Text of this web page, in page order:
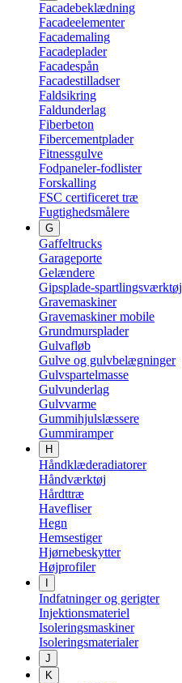
Facadebeklædning
Facadeelementer
Facademaling
Facadeplader
Facadespån
Facadestilladser
Faldsikring
Faldunderlag
Fiberbeton
Fibercementplader
Fitnessgulve
Fodpaneler-fodlister
Forskalling
FSC certificeret træ
Fugtighedsmålere
G
Gaffeltrucks
Garageporte
Gelændere
Gipsplade-spartlingsværktøj
Gravemaskiner
Gravemaskiner mobile
Grundmursplader
Gulvafløb
Gulve og gulvbelægninger
Gulvspartelmasse
Gulvunderlag
Gulvvarme
Gummihjulslæssere
Gummiramper
H
Håndklæderadiatorer
Håndværktøj
Hårdttræ
Havefliser
Hegn
Hemsestiger
Hjørnebeskytter
Højprofiler
Indfatninger og gerigter
Injektionsmateriel
Isoleringsmaskiner
Isoleringsmaterialer
J
K